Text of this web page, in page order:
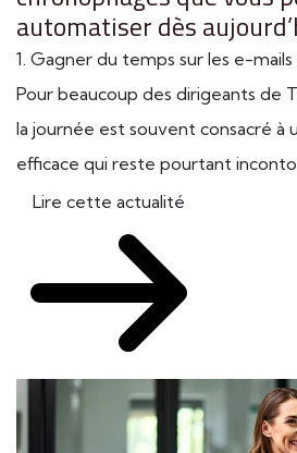
automatiser dès
1. Gagner du temps sur les e-
Pour beaucoup des dirigeants de
la journée est souvent consacré à
efficace qui reste pourtant
Lire cette actualité